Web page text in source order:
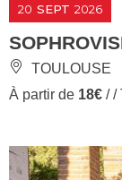
20 SEPT 2026
TOULOUSE
À partir de 18€ / /